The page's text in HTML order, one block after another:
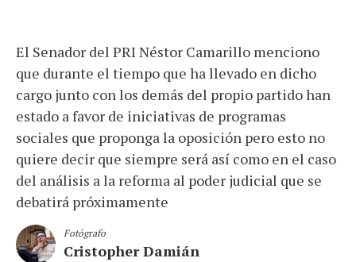
El Senador del PRI Néstor Camarillo menciono
que durante el tiempo que ha llevado en dicho
cargo junto con los demás del propio partido han
estado a favor de iniciativas de programas
sociales que proponga la oposición pero esto no
quiere decir que siempre será así como en el caso
del análisis a la reforma al poder judicial que se
debatirá próximamente
Fotógrafo
Cristopher Damián